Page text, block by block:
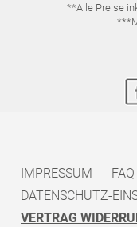
**Alle Preise
IMPRESSUM FAQ
DATENSCHUTZ-
VERTRAG